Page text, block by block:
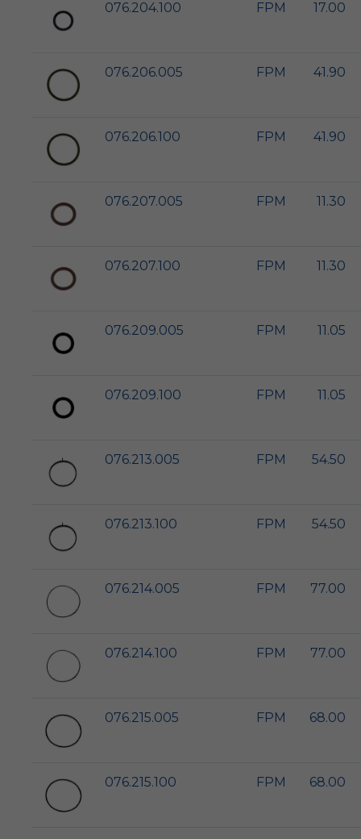
076.204.100 FPM 17.00
076.206.005 FPM 41.90
076.206.100 FPM 41.90
076.207.005 FPM 11.30
076.207.100 FPM 11.30
076.209.005 FPM 11.05
076.209.100 FPM 11.05
076.213.005 FPM 54.50
076.213.100 FPM 54.50
076.214.005 FPM 77.00
076.214.100 FPM 77.00
076.215.005 FPM 68.00
076.215.100 FPM 68.00